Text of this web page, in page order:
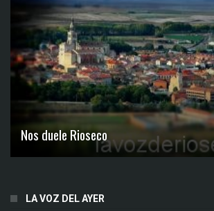
Nos duele Rioseco
LA VOZ DEL AYER